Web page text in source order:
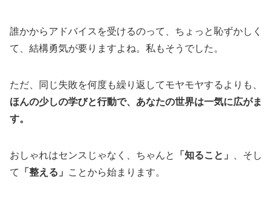
誰かからアドバイスを受けるのって、ちょっと恥ずかしく
て、結構勇気が要りますよね。私もそうでした。
ただ、同じ失敗を何度も繰り返 してモヤモヤする よりも、
ほんの少しの学びと行動で、 あなたの世界は一気に広がま
す。
おしゃれはセンス じゃなく、 ちゃんと 「 知ること」
そし
て
「 整える」 ことから始まります。